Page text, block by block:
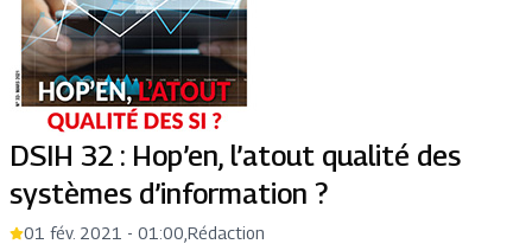
DSIH 32 : Hop’en, l’atout qualité des
systèmes d’information ?
01 fév. 2021 - 01:00 Rédaction